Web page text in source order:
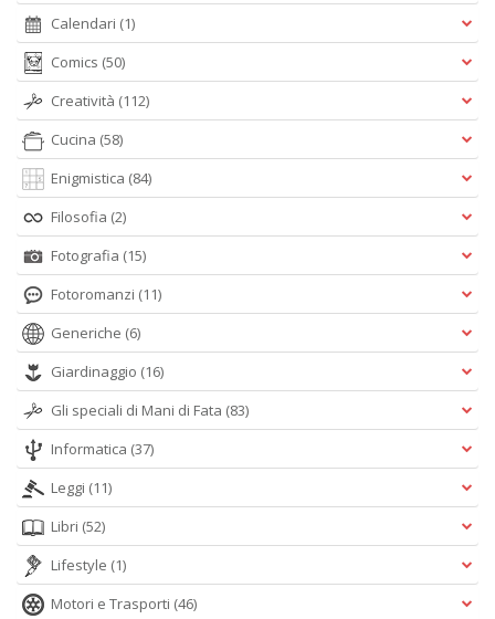
Calendari (1)
Comics (50)
Creatività (112)
Cucina (58)
Enigmistica (84)
Filosofia (2)
Fotografia (15)
Fotoromanzi (11)
Generiche (6)
Giardinaggio (16)
Gli speciali di Mani di Fata (83)
Informatica (37)
Leggi (11)
Libri (52)
Lifestyle (1)
Motori e Trasporti (46)